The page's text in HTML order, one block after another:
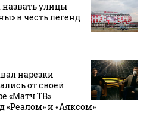
назвать улицы
в честь легенд
нарезки
от своей
«Матч ТВ»
и «Аяксом»